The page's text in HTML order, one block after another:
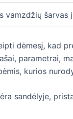
vamzdžių šarvas
dėmesį, kad
parametrai,
kurios
sandėlyje,